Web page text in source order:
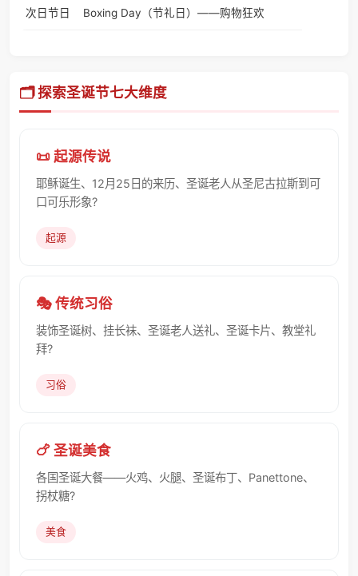
次日节日 Boxing Day（节礼日）——购物狂欢
🗂️ 探索圣诞节七大维度
📜 起源传说
耶稣诞生、12月25日的来历、圣诞老人从圣尼古拉斯到可
口可乐形象?
起源
🎭 传统习俗
装饰圣诞树、挂长袜、圣诞老人送礼、圣诞卡片、教堂礼
拜?
习俗
🍗 圣诞美食
各国圣诞大餐——火鸡、火腿、圣诞布丁、Panettone、
拐杖糖?
美食